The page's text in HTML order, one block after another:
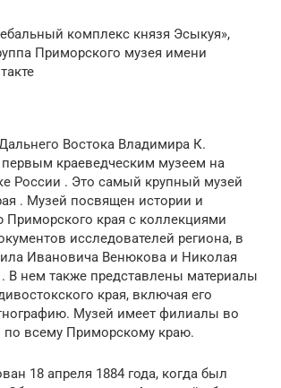
комплекс князя Эсыкуя»,
Приморского музея имени
Востока Владимира К.
первым краеведческим музеем на
России . Это самый крупный музей
. Музей посвящен истории и
Приморского края с коллекциями
исследователей региона, в
Ивановича Венюкова и Николая
В нем также представлены материалы
края, включая его
Музей имеет филиалы во
по всему Приморскому краю.
18 апреля 1884 года, когда был